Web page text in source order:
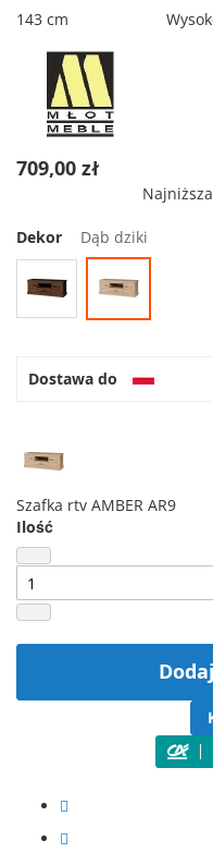
143 cm
709,00 zł
Dekor Dąb dziki
Dostawa do
Szafka rtv AMBER AR9
Ilość